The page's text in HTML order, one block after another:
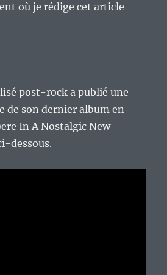
où je rédige cet article –
post-rock a publié une
de son dernier album en
In A Nostalgic New
dessous.